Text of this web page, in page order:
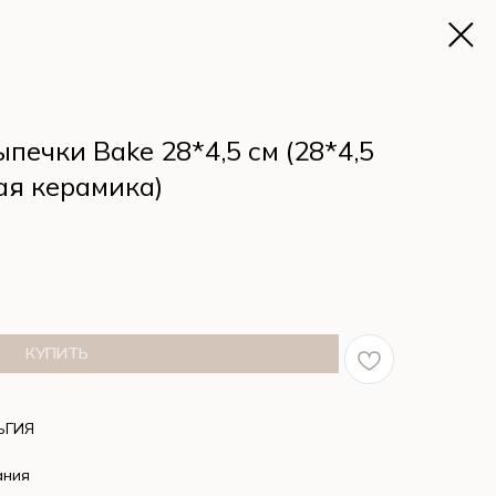
Bake 28*4,5 см (28*4,5
керамика)
КУПИТЬ